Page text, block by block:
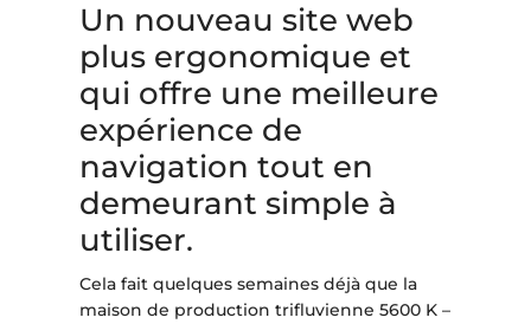
Un nouveau site web
plus ergonomique et
qui offre une meilleure
expérience de
navigation tout en
demeurant simple à
utiliser.
Cela fait quelques semaines déjà que la
maison de production trifluvienne 5600 K –